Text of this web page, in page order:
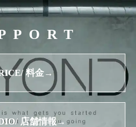
料金→
店舗情報→